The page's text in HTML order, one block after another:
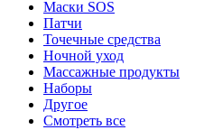
Маски SOS
Патчи
Точечные средства
Ночной уход
Массажные продукты
Наборы
Другое
Смотреть все